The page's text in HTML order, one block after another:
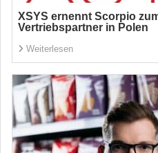
XSYS ernennt Scorpio
Vertriebspartner in Polen
Weiterlesen